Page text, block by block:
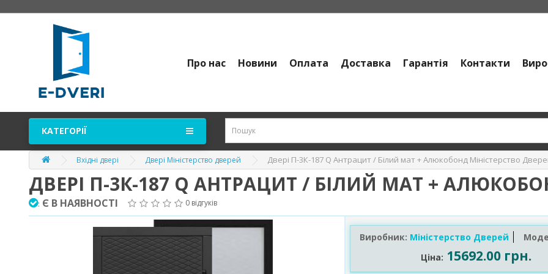
Про нас Новини Оплата Доставка Гарантія Контакти
КАТЕГОРІЇ
Вхідні двері Двері Міністерство дверей Двері П-3К-187 Q Антрацит / Білий мат + Алюкобонд Міністерство
ДВЕРІ П-3К-187 Q АНТРАЦИТ / БІЛИЙ МАТ +
: Є В НАЯВНОСТІ 0 відгуків
Виробник: Міністерство Дверей
Ціна: 15692.00 грн.